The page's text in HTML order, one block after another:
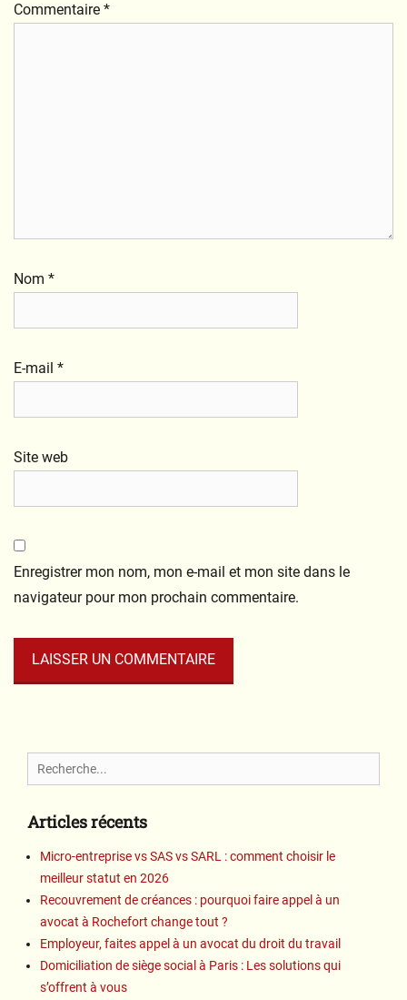
Commentaire *
Nom *
E-mail *
Site web
Enregistrer mon nom, mon e-mail et mon site dans le
navigateur pour mon prochain commentaire.
Search
for:
Articles récents
Micro-entreprise vs SAS vs SARL : comment choisir le
meilleur statut en 2026
Recouvrement de créances : pourquoi faire appel à un
avocat à Rochefort change tout ?
Employeur, faites appel à un avocat du droit du travail
Domiciliation de siège social à Paris : Les solutions qui
s’offrent à vous